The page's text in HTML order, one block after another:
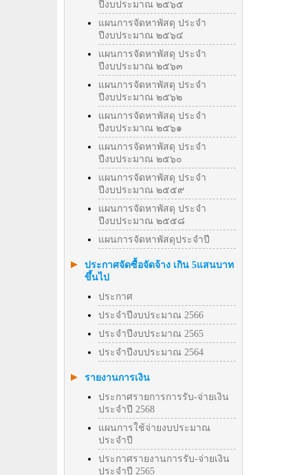
ปีงบประมาณ ๒๕๖๕
แผนการจัดหาพัสดุ ประจำ
ปีงบประมาณ ๒๕๖๔
แผนการจัดหาพัสดุ ประจำ
ปีงบประมาณ ๒๕๖๓
แผนการจัดหาพัสดุ ประจำ
ปีงบประมาณ ๒๕๖๒
แผนการจัดหาพัสดุ ประจำ
ปีงบประมาณ ๒๕๖๑
แผนการจัดหาพัสดุ ประจำ
ปีงบประมาณ ๒๕๖๐
แผนการจัดหาพัสดุ ประจำ
ปีงบประมาณ ๒๕๕๙
แผนการจัดหาพัสดุ ประจำ
ปีงบประมาณ ๒๕๕๘
แผนการจัดหาพัสดุประจำปี
ประกาศจัดซื้อจัดจ้าง เกิน 5แสนบาท
ขึ้นไป
ประกาศ
ประจำปีงบประมาณ 2566
ประจำปีงบประมาณ 2565
ประจำปีงบประมาณ 2564
รายงานการเงิน
ประกาศรายการการรับ-จ่ายเงิน
ประจำปี 2568
แผนการใช้จ่ายงบประมาณ
ประจำปี
ประกาศรายงานการรับ-จ่ายเงิน
ประจำปี 2565